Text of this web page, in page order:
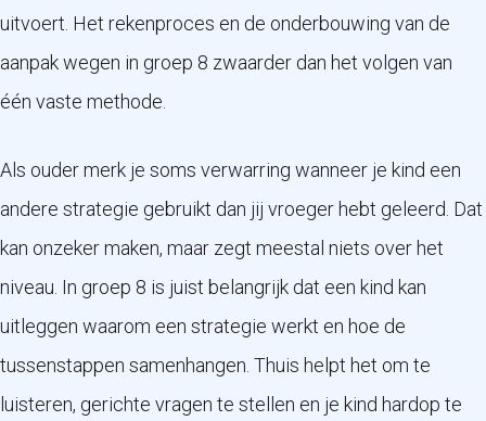
uitvoert. Het rekenproces en de onderbouwing van de
aanpak wegen in groep 8 zwaarder dan het volgen van
één vaste methode.
Als ouder merk je soms verwarring wanneer je kind een
andere strategie gebruikt dan jij vroeger hebt geleerd. Dat
kan onzeker maken, maar zegt meestal niets over het
niveau. In groep 8 is juist belangrijk dat een kind kan
uitleggen waarom een strategie werkt en hoe de
tussenstappen samenhangen. Thuis helpt het om te
luisteren, gerichte vragen te stellen en je kind hardop te